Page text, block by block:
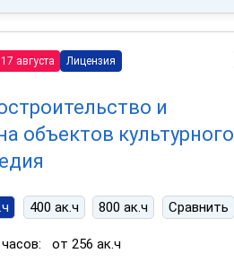
августа Лицензия
и
объектов культурного
400 ак.ч 800 ак.ч Сравнить
от 256 ак.ч